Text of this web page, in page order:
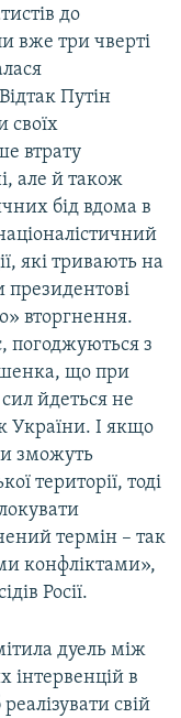
до
вже три чверті
Путін
своїх
втрату
але й також
бід вдома в
які тривають на
президентові
вторгнення.
погоджуються з
що при
йдеться не
України. І якщо
зможуть
території, тоді
термін – так
конфліктами»,
Росії.
дуель між
інтервенцій в
свій